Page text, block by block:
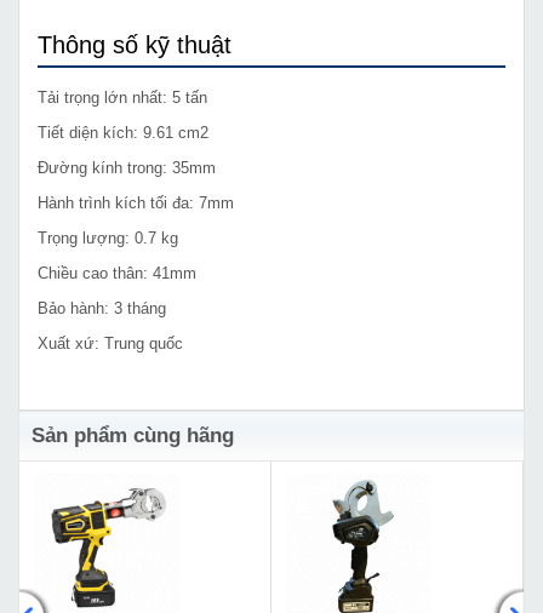
Thông số kỹ thuật
Tải trọng lớn nhất: 5 tấn
Tiết diện kích: 9.61 cm2
Đường kính trong: 35mm
Hành trình kích tối đa: 7mm
Trọng lượng: 0.7 kg
Chiều cao thân: 41mm
Bảo hành: 3 tháng
Xuất xứ: Trung quốc
Sản phẩm cùng hãng